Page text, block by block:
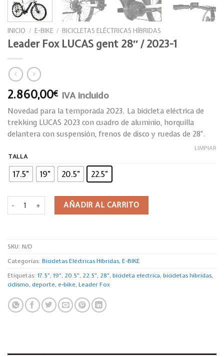
INICIO / E-BIKE / BICICLETAS ELÉCTRICAS HÍBRIDAS
Leader Fox LUCAS gent 28″ / 2023-1
2.860,00€ IVA incluido
Novedad para la temporada 2023. La bicicleta eléctrica de
trekking LUCAS 2023 con cuadro de aluminio, horquilla
delantera con suspensión, frenos de disco y ruedas de 28”.
TALLA
17.5" 19" 20.5" 22.5"
LIMPIAR
Leader Fox LUCAS gent 28" / 2023-1 cantidad
AÑADIR AL CARRITO
SKU: N/D
Categorías: Bicicletas Eléctricas Híbridas, E-BIKE
Etiquetas: 17.5", 19", 20.5", 22.5", 28", bicicleta electrica, bicicletas híbridas,
ciclismo, deporte, e-bike, Leader Fox